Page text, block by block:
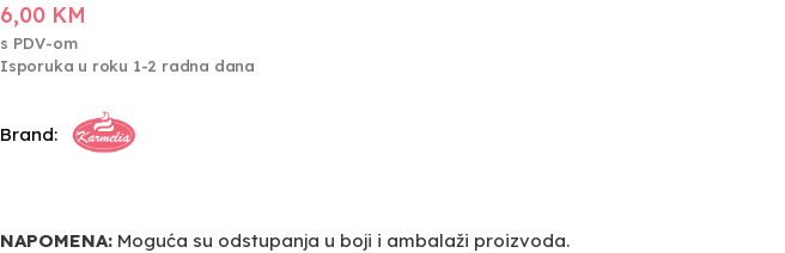
6,00 KM
s PDV-om
Isporuka u roku 1-2 radna dana
Brand:
NAPOMENA: Moguća su odstupanja u boji i ambalaži proizvoda.